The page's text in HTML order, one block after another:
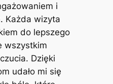
i
Każda wizyta
do lepszego
wszystkim
Dzięki
udało mi się